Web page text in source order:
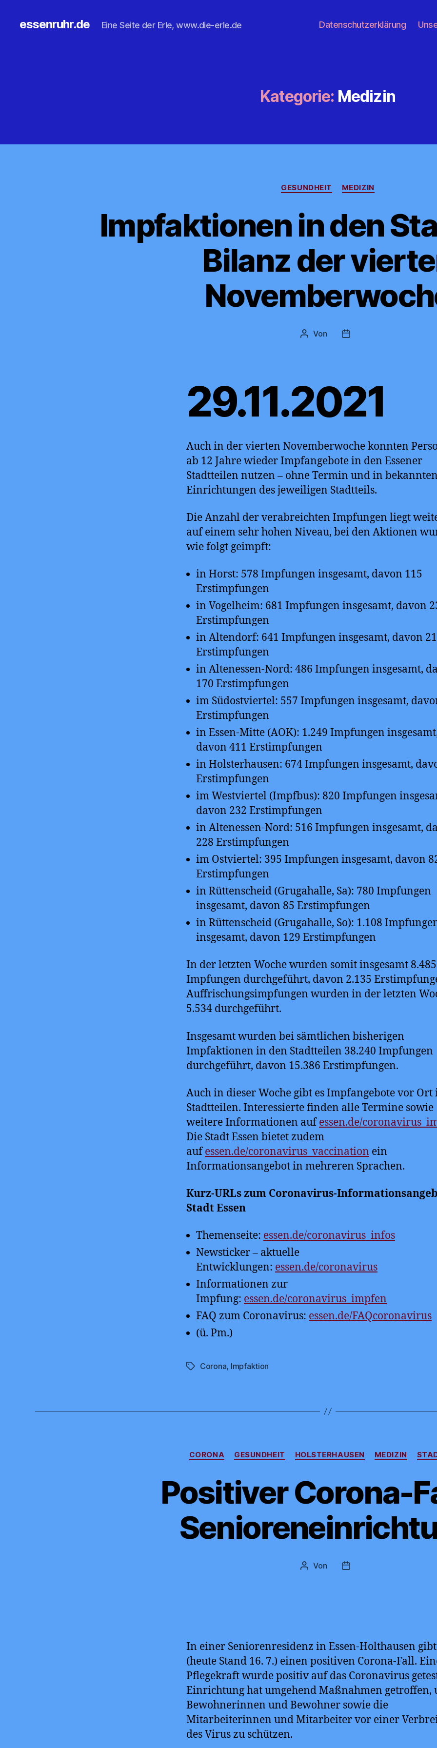
essenruhr.de Eine Seite der Erle, www.die-erle.de Datenschutzerklärung
Kategorie: Medizin
Kategorien
GESUNDHEIT MEDIZIN
Impfaktionen in den
Bilanz der
Beitragsautor
Von Beitragsdatum
29.11.2021
Auch in der vierten Novemberwoche konnten
ab 12 Jahre wieder Impfangebote in den Essener
Stadtteilen nutzen – ohne Termin und in bekannten
Einrichtungen des jeweiligen Stadtteils.
Die Anzahl der verabreichten Impfungen liegt
auf einem sehr hohen Niveau, bei den Aktionen
wie folgt geimpft:
in Horst: 578 Impfungen insgesamt, davon 115
Erstimpfungen
in Vogelheim: 681 Impfungen insgesamt, davon
Erstimpfungen
in Altendorf: 641 Impfungen insgesamt, davon
Erstimpfungen
in Altenessen-Nord: 486 Impfungen insgesamt,
170 Erstimpfungen
im Südostviertel: 557 Impfungen insgesamt,
Erstimpfungen
in Essen-Mitte (AOK): 1.249 Impfungen
davon 411 Erstimpfungen
in Holsterhausen: 674 Impfungen insgesamt,
Erstimpfungen
im Westviertel (Impfbus): 820 Impfungen
davon 232 Erstimpfungen
in Altenessen-Nord: 516 Impfungen insgesamt,
228 Erstimpfungen
im Ostviertel: 395 Impfungen insgesamt, davon
Erstimpfungen
in Rüttenscheid (Grugahalle, Sa): 780 Impfungen
insgesamt, davon 85 Erstimpfungen
in Rüttenscheid (Grugahalle, So): 1.108
insgesamt, davon 129 Erstimpfungen
In der letzten Woche wurden somit insgesamt 8.485
Impfungen durchgeführt, davon 2.135
Auffrischungsimpfungen wurden in der letzten
5.534 durchgeführt.
Insgesamt wurden bei sämtlichen bisherigen
Impfaktionen in den Stadtteilen 38.240 Impfungen
durchgeführt, davon 15.386 Erstimpfungen.
Auch in dieser Woche gibt es Impfangebote vor Ort
Stadtteilen. Interessierte finden alle Termine sowie
weitere Informationen aufessen.de/
Die Stadt Essen bietet zudem
aufessen.de/coronavirus_vaccination ein
Informationsangebot in mehreren Sprachen.
Kurz-URLs zum Coronavirus-
Stadt Essen
Themenseite: essen.de/coronavirus_infos
Newsticker – aktuelle
Entwicklungen: essen.de/coronavirus
Informationen zur
Impfung: essen.de/coronavirus_impfen
FAQ zum Coronavirus: essen.de/FAQcoronavirus
(ü. Pm.)
Schlagwörter
Corona, Impfaktion
Kategorien
CORONA GESUNDHEIT HOLSTERHAUSEN MEDIZIN
Positiver Corona-
Beitragsautor
Von Beitragsdatum
In einer Seniorenresidenz in Essen-Holthausen gibt
(heute Stand 16. 7.) einen positiven Corona-Fall.
Pflegekraft wurde positiv auf das Coronavirus
Einrichtung hat umgehend Maßnahmen getroffen,
Bewohnerinnen und Bewohner sowie die
Mitarbeiterinnen und Mitarbeiter vor einer
des Virus zu schützen.